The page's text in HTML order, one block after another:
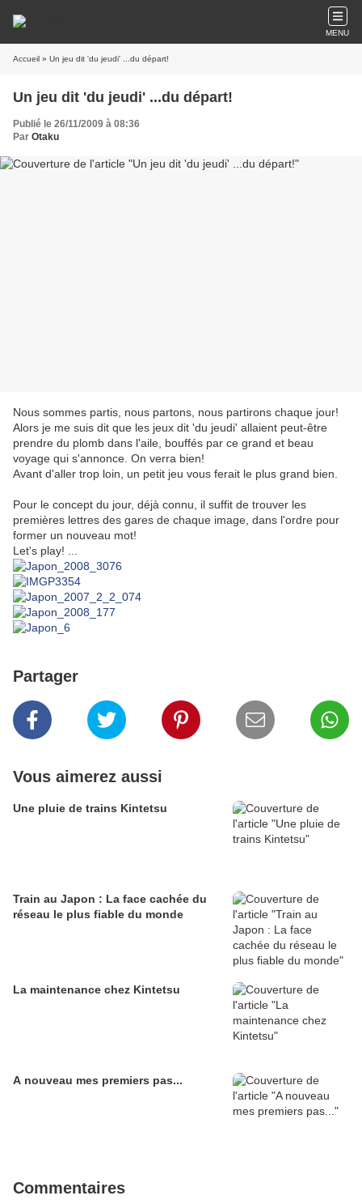
MENU
Accueil » Un jeu dit 'du jeudi' ...du départ!
Un jeu dit 'du jeudi' ...du départ!
Publié le 26/11/2009 à 08:36
Par Otaku
Nous sommes partis, nous partons, nous partirons chaque jour!
Alors je me suis dit que les jeux dit 'du jeudi' allaient peut-être
prendre du plomb dans l'aile, bouffés par ce grand et beau
voyage qui s'annonce. On verra bien!
Avant d'aller trop loin, un petit jeu vous ferait le plus grand bien.
Pour le concept du jour, déjà connu, il suffit de trouver les
premières lettres des gares de chaque image, dans l'ordre pour
former un nouveau mot!
Let's play! ...
Partager
Vous aimerez aussi
Une pluie de trains Kintetsu
Train au Japon : La face cachée du
réseau le plus fiable du monde
La maintenance chez Kintetsu
A nouveau mes premiers pas...
Commentaires